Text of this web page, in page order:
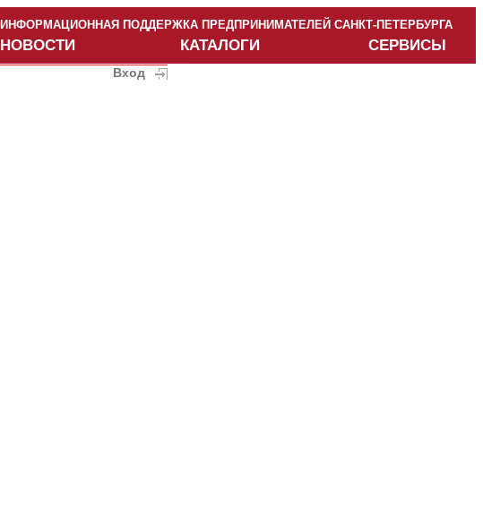
ИНФОРМАЦИОННАЯ ПОДДЕРЖКА ПРЕДПРИНИМАТЕЛЕЙ САНКТ-ПЕТЕРБУРГА
НОВОСТИ КАТАЛОГИ СЕРВИСЫ
Вход